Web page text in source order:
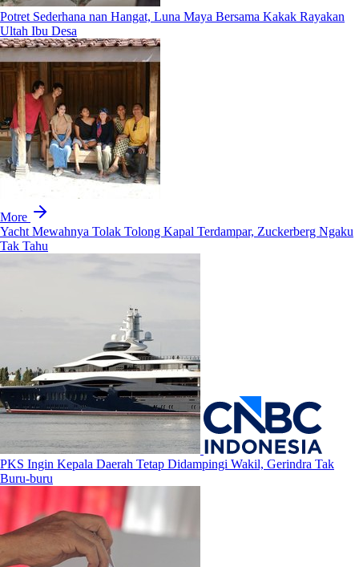
Potret Sederhana nan Hangat, Luna Maya Bersama Kakak Rayakan
Ultah Ibu Desa
More
Yacht Mewahnya Tolak Tolong Kapal Terdampar, Zuckerberg Ngaku
Tak Tahu
PKS Ingin Kepala Daerah Tetap Didampingi Wakil, Gerindra Tak
Buru-buru